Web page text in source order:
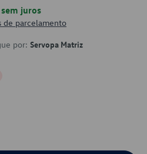
sem juros
de parcelamento
por: Servopa Matriz